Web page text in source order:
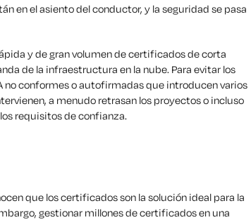
en el asiento del conductor, y la seguridad se pasa
y de gran volumen de certificados de corta
de la infraestructura en la nube. Para evitar los
no conformes o autofirmadas que introducen varios
a menudo retrasan los proyectos o incluso
requisitos de confianza.
que los certificados son la solución ideal para la
gestionar millones de certificados en una